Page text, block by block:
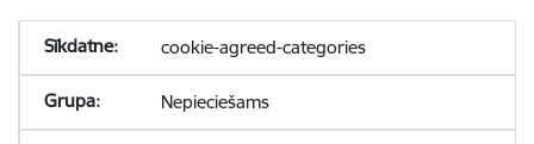
cookie-agreed-categories
Nepieciešams